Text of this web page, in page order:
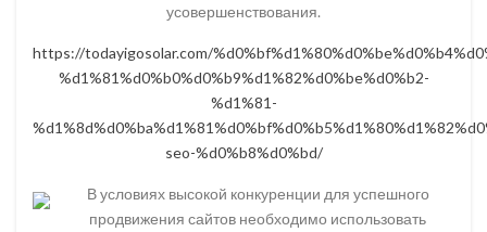
усовершенствования.
https://todayigosolar.com/
%d1%81%d0%b0%d0%b9%d1%82%d0%be%d0%b2-
%d1%81-
seo-%d0%b8%d0%bd/
В условиях высокой конкуренции для успешного
продвижения сайтов необходимо использовать